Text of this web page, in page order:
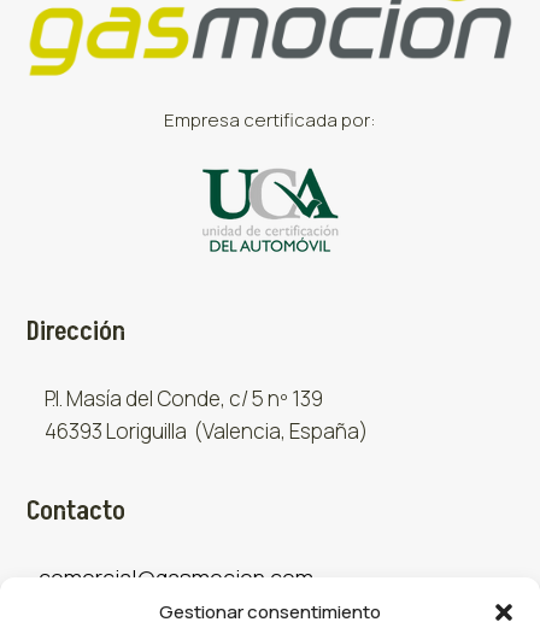
Gestionar consentimiento
Empresa certificada por:
Dirección
P.I. Masía del Conde, c/ 5 nº 139
46393 Loriguilla (Valencia, España)
Contacto
comercial@gasmocion.com